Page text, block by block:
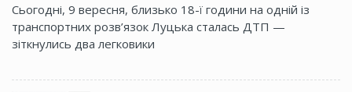
Сьогодні, 9 вересня, близько 18-ї години на одній із
транспортних розв’язок Луцька сталась ДТП —
зіткнулись два легковики